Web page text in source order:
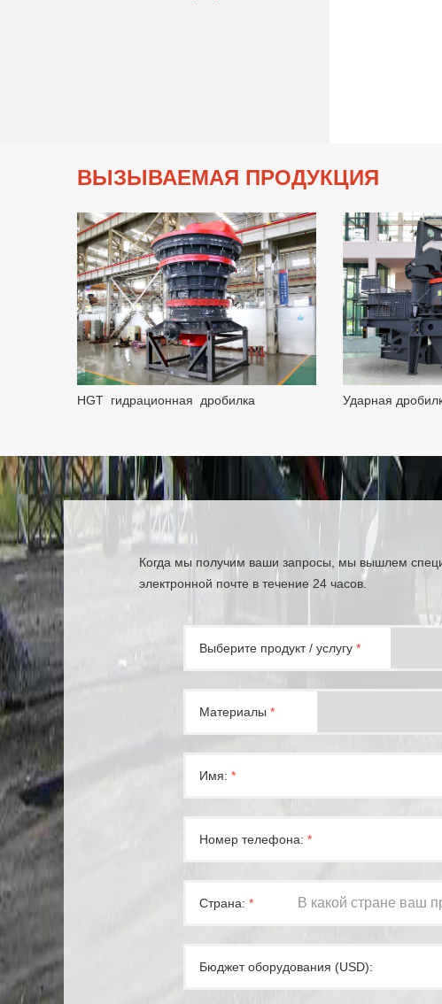
ВЫЗЫВАЕМАЯ ПРОДУКЦИЯ
HGT гидрационная дробилка Ударная
Когда мы получим ваши запросы, мы вышлем
электронной почте в течение 24 часов.
Выберите продукт / услугу *
Материалы *
Имя: *
Номер телефона: *
Страна: *
Бюджет оборудования (USD):